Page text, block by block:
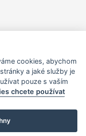
cookies, abychom
a jaké služby je
pouze s vaším
chcete používat